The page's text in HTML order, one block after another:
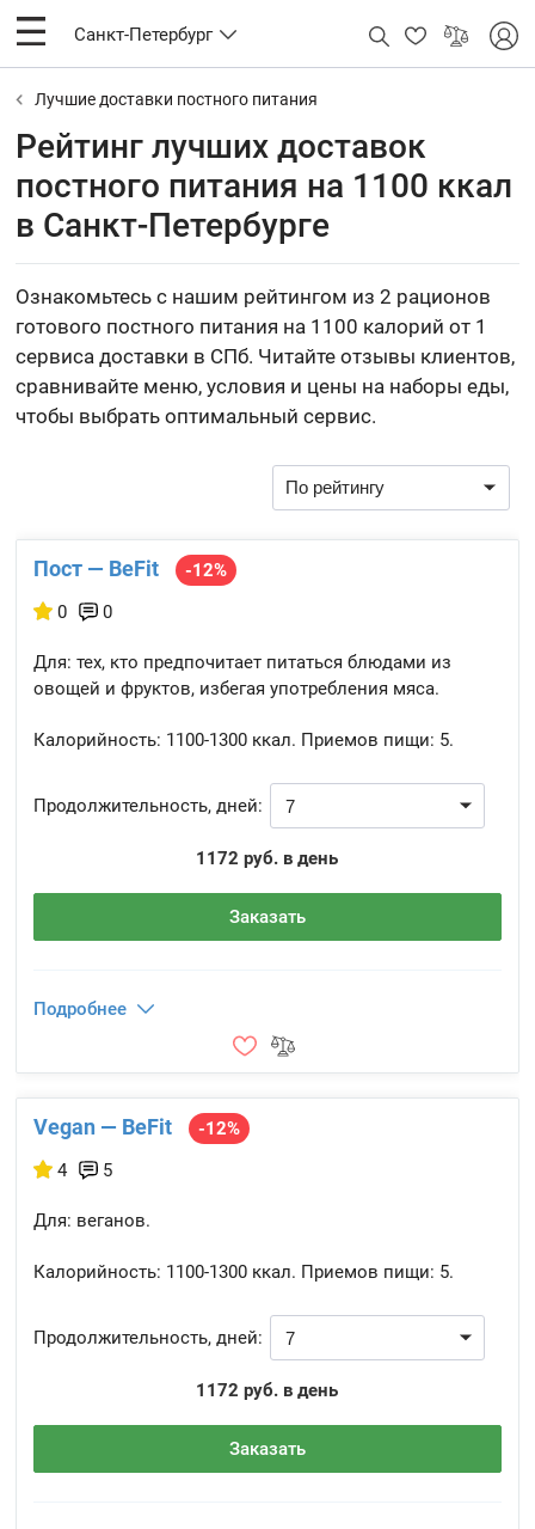
Санкт-Петербург
Лучшие доставки постного питания
Рейтинг лучших доставок
постного питания на 1100 ккал
в Санкт-Петербурге
Ознакомьтесь с нашим рейтингом из 2 рационов
готового постного питания на 1100 калорий от 1
сервиса доставки в СПб. Читайте отзывы клиентов,
сравнивайте меню, условия и цены на наборы еды,
чтобы выбрать оптимальный сервис.
Пост — BeFit
-12%
0
0
Для: тех, кто предпочитает питаться блюдами из
овощей и фруктов, избегая употребления мяса.
Калорийность: 1100-1300 ккал. Приемов пищи: 5.
Продолжительность, дней:
1172 руб. в день
Заказать
Подробнее
Vegan — BeFit
-12%
4
5
Для: веганов.
Калорийность: 1100-1300 ккал. Приемов пищи: 5.
Продолжительность, дней:
1172 руб. в день
Заказать